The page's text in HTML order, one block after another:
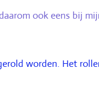
ook eens bij
worden. Het